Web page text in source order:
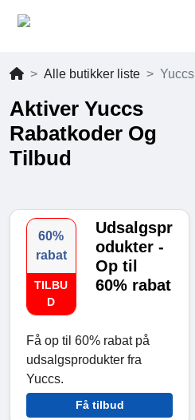
Alle butikker liste Yuccs
Aktiver Yuccs
Rabatkoder Og
Tilbud
60%
rabat
TILBU
D
Udsalgspr
odukter -
Op til
60% rabat
Få op til 60% rabat på
udsalgsprodukter fra
Yuccs.
Få tilbud